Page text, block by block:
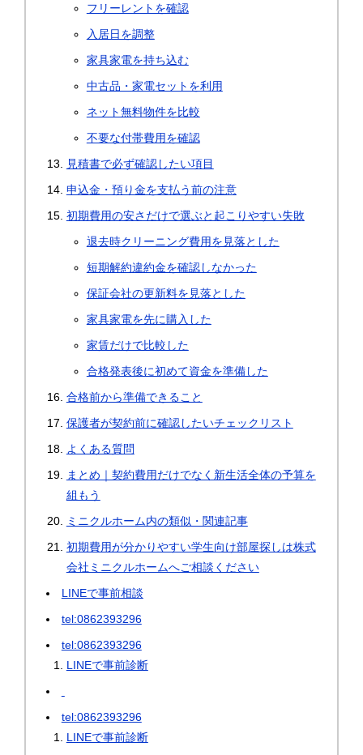
フリーレントを確認
入居日を調整
家具家電を持ち込む
中古品・家電セットを利用
ネット無料物件を比較
不要な付帯費用を確認
見積書で必ず確認したい項目
申込金・預り金を支払う前の注意
初期費用の安さだけで選ぶと起こりやすい失敗
退去時クリーニング費用を見落とした
短期解約違約金を確認しなかった
保証会社の更新料を見落とした
家具家電を先に購入した
家賃だけで比較した
合格発表後に初めて資金を準備した
合格前から準備できること
保護者が契約前に確認したいチェックリスト
よくある質問
まとめ｜契約費用だけでなく新生活全体の予算を
組もう
ミニクルホーム内の類似・関連記事
初期費用が分かりやすい学生向け部屋探しは株式
会社ミニクルホームへご相談ください
LINEで事前相談
tel:0862393296
tel:0862393296
LINEで事前診断
tel:0862393296
LINEで事前診断